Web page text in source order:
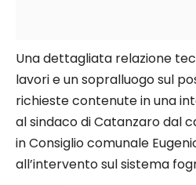
Una dettagliata relazione
lavori e un sopralluogo sul
richieste contenute in una
al sindaco di Catanzaro dal
in Consiglio comunale
all’intervento sul sistema